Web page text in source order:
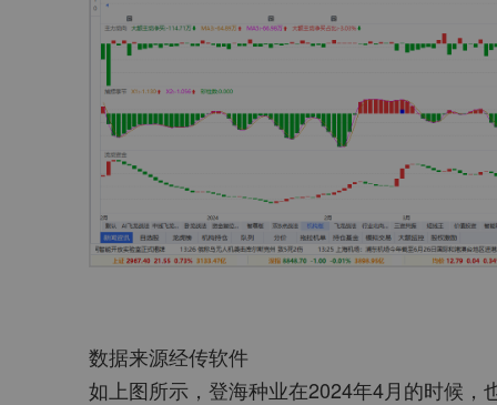
数据来源经传软件
如上图所示，登海种业在2024年4月的时候